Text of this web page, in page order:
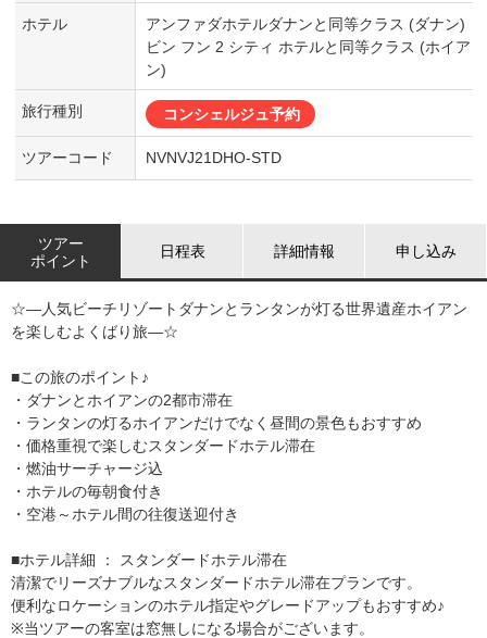
ホテル
アンファダホテルダナンと同等クラス (ダナン)
ビン フン 2 シティ ホテルと同等クラス (ホイア
ン)
旅行種別 コンシェルジュ予約
ツアーコード NVNVJ21DHO-STD
ツアー
ポイント
日程表 詳細情報 申し込み
☆―人気ビーチリゾートダナンとランタンが灯る世界遺産ホイアン
を楽しむよくばり旅―☆
■この旅のポイント♪
・ダナンとホイアンの2都市滞在
・ランタンの灯るホイアンだけでなく昼間の景色もおすすめ
・価格重視で楽しむスタンダードホテル滞在
・燃油サーチャージ込
・ホテルの毎朝食付き
・空港～ホテル間の往復送迎付き
■ホテル詳細 ： スタンダードホテル滞在
清潔でリーズナブルなスタンダードホテル滞在プランです。
便利なロケーションのホテル指定やグレードアップもおすすめ♪
※当ツアーの客室は窓無しになる場合がございます。